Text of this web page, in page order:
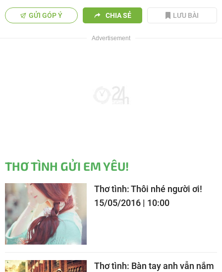
GỬI GÓP Ý CHIA SẺ LƯU BÀI
THƠ TÌNH GỬI EM YÊU!
Thơ tình: Thôi nhé người ơi!
15/05/2016 | 10:00
Thơ tình: Bàn tay anh vẫn nắm